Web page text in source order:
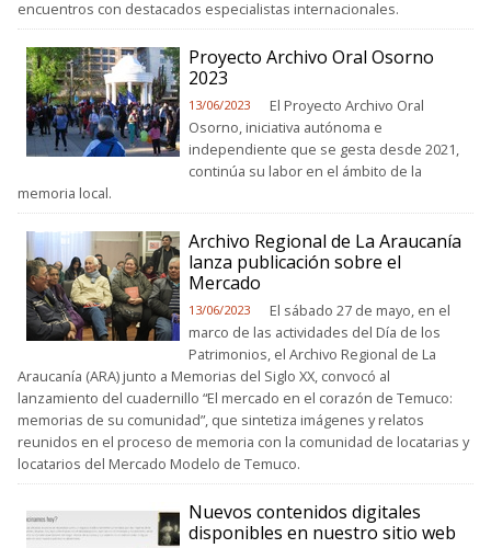
encuentros con destacados especialistas internacionales.
Proyecto Archivo Oral Osorno
2023
13/06/2023
El Proyecto Archivo Oral
Osorno, iniciativa autónoma e
independiente que se gesta desde 2021,
continúa su labor en el ámbito de la
memoria local.
Archivo Regional de La Araucanía
lanza publicación sobre el
Mercado
13/06/2023
El sábado 27 de mayo, en el
marco de las actividades del Día de los
Patrimonios, el Archivo Regional de La
Araucanía (ARA) junto a Memorias del Siglo XX, convocó al
lanzamiento del cuadernillo “El mercado en el corazón de Temuco:
memorias de su comunidad”, que sintetiza imágenes y relatos
reunidos en el proceso de memoria con la comunidad de locatarias y
locatarios del Mercado Modelo de Temuco.
Nuevos contenidos digitales
disponibles en nuestro sitio web